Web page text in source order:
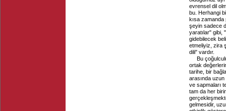
evrensel dil
bu. Herhangi
kısa zamanda
şeyin sadece
yaratılar" gibi,
gidebilecek
etmeliyiz, zira
dili" vardır.
Bu
ortak
tarihe, bir
arasında
ve sapmaları
tam da her
gelmesidir,